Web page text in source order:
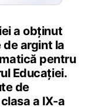
a obținut
de argint la
pentru
Educației.
de
a IX-a